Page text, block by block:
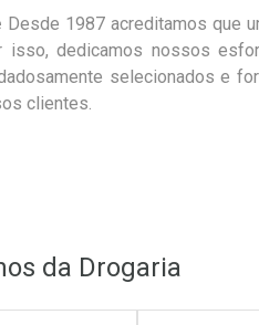
Desde 1987 acreditamos que
isso, dedicamos nossos
selecionados e
clientes.
da Drogaria